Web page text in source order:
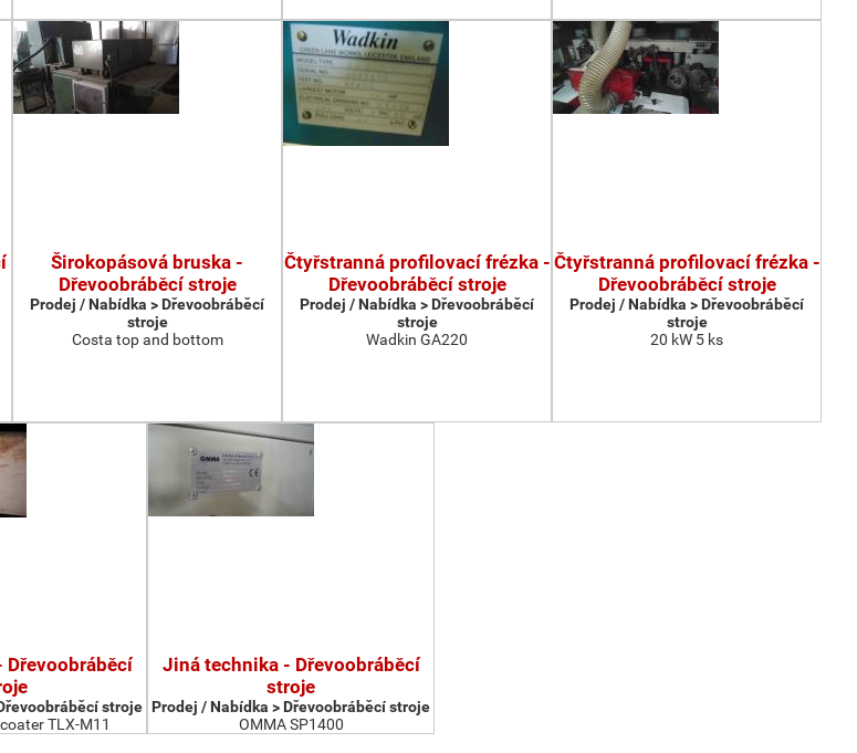
Širokopásová bruska -
Dřevoobráběcí stroje
Prodej / Nabídka > Dřevoobráběcí
stroje
Costa top and bottom
Čtyřstranná profilovací frézka -
Dřevoobráběcí stroje
Prodej / Nabídka > Dřevoobráběcí
stroje
Wadkin GA220
Čtyřstranná profilovací frézka -
Dřevoobráběcí stroje
Prodej / Nabídka > Dřevoobráběcí
stroje
20 kW 5 ks
stroje
TLX-M11
Jiná technika - Dřevoobráběcí
stroje
Prodej / Nabídka > Dřevoobráběcí stroje
OMMA SP1400